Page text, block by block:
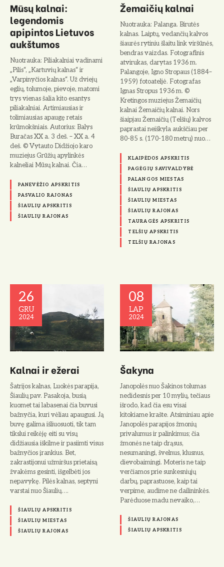
Mūsų kalnai:
legendomis
apipintos Lietuvos
aukštumos
Nuotrauka: Piliakalniai vadinami
„Pilis“, „Kartuvių kalnas“ ir
„Varpinyčios kalnas“. Už dviejų
eglių, tolumoje, pievoje, matomi
trys vienas šalia kito esantys
piliakalniai. Artimiausias ir
tolimiausias apaugę retais
krūmokšniais. Autorius: Balys
Buračas XX a. 3 deš. – XX a. 4
deš. © Vytauto Didžiojo karo
muziejus Grūžių apylinkės
kalneliai Mūsų kalnai. Čia…
PANEVĖŽIO APSKRITIS
PASVALIO RAJONAS
ŠIAULIŲ APSKRITIS
ŠIAULIŲ RAJONAS
Žemaičių kalnai
Nuotrauka: Palanga. Birutės
kalnas. Laiptų, vedančių kalvos
šiaurės rytiniu šlaitu link viršūnės,
bendras vaizdas. Fotografinis
atvirukas, darytas 1936 m.
Palangoje, Igno Stropaus (1884–
1959) fotoateljė. Fotografas
Ignas Stropus 1936 m. ©
Kretingos muziejus Žemaičių
kalnai Žemaičių kalnai. Nors
šiaipjau Žemaičių (Telšių) kalvos
paprastai neiškyla aukščiau per
80-85 s. (170-180 metrų) nuo…
KLAIPĖDOS APSKRITIS
PAGĖGIŲ SAVIVALDYBĖ
PALANGOS MIESTAS
ŠIAULIŲ APSKRITIS
ŠIAULIŲ MIESTAS
ŠIAULIŲ RAJONAS
TAURAGĖS APSKRITIS
TELŠIŲ APSKRITIS
TELŠIŲ RAJONAS
26
GRU
2024
Kalnai ir ežerai
Šatrijos kalnas, Luokės parapija,
Šiaulių pav. Pasakoja, busią
kuomet tai labasenai čia buvusi
bažnyčia, kuri vėliau apaugusi. Ją
buvę galima išliuosuoti, tik tam
tikslui reikėję eiti su visų
didžiausia iškilme ir pasiimti visus
bažnyčios įrankius. Bet,
zakrastijonui užmiršus prietaisą
žvakėms gesinti, išgelbėti jos
nepavykę. Pilės kalnas, septyni
varstai nuo Šiaulių….
ŠIAULIŲ APSKRITIS
ŠIAULIŲ MIESTAS
ŠIAULIŲ RAJONAS
08
LAP
2024
Šakyna
Janopolės nuo Šakinos tolumas
nedidesnis per 10 mylių, tečiaus
išrodo, kad čia esu visai
kitokiame krašte. Atsiminiau apie
Janopolės parapijos žmonių
privalumus ir palinkimus; čia
žmonės ne taip drąsus,
nesumaningi, švelnus, klusnus,
dievobaimingi. Moteris ne taip
verčiamos prie sunkesniųjų
darbų, paprastuose, kaip tai
verpime, audime ne dailininkės.
Parėduose madu nevaiko,…
ŠIAULIŲ RAJONAS
ŠIAULIŲ APSKRITIS